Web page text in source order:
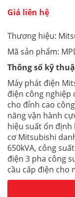
Giá liên hệ
Thương hiệu:
Mã sản phẩm:
Thông số kỹ
Máy phát điện
điện công nghiệp
cho đỉnh cao
năng vận hành
hiệu suất ổn
cơ Mitsubishi
650kVA, công
điện 3 pha công
cầu cấp điện cho